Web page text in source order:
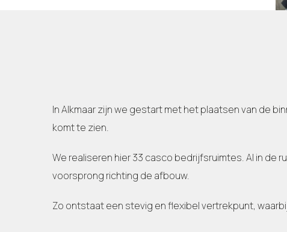
In Alkmaar zijn we gestart met het plaatsen van de
komt te zien.
We realiseren hier 33 casco bedrijfsruimtes. Al in
voorsprong richting de afbouw.
Zo ontstaat een stevig en flexibel vertrekpunt,